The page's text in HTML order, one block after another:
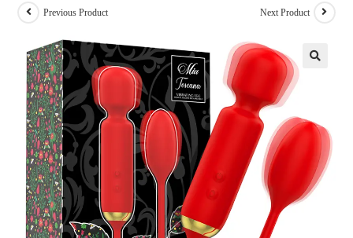
Previous Product Next Product